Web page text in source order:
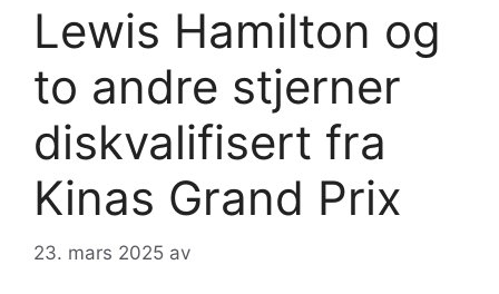
Lewis Hamilton og
to andre stjerner
diskvalifisert fra
Kinas Grand Prix
23. mars 2025 av